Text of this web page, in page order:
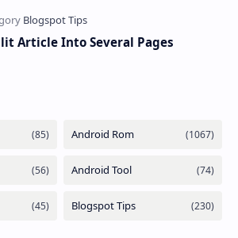
Article Into Several Pages